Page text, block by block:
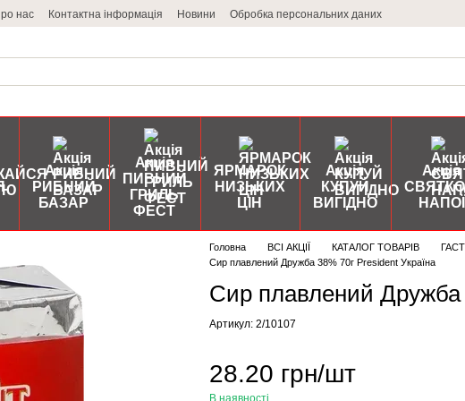
нас Контактна інформація Новини Обробка персональних даних
Акція
РИБНИЙ
БАЗАР
Акція
ПИВНИЙ
ГРИЛЬ
ФЕСТ
ЯРМАРОК
НИЗЬКИХ
ЦІН
Акція
КУПУЙ
ВИГІДНО
Акція
НАПОЇ
Головна ВСІ АКЦІЇ КАТАЛОГ ТОВАРІВ
Сир плавлений Дружба 38% 70г President Україна
Сир плавлений Дружба
Артикул: 2/10107
28.20 грн/шт
В наявності